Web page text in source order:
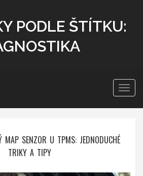
PODLE ŠTÍTKU:
MAP SENZOR U TPMS: JEDNODUCHÉ
TRIKY A TIPY